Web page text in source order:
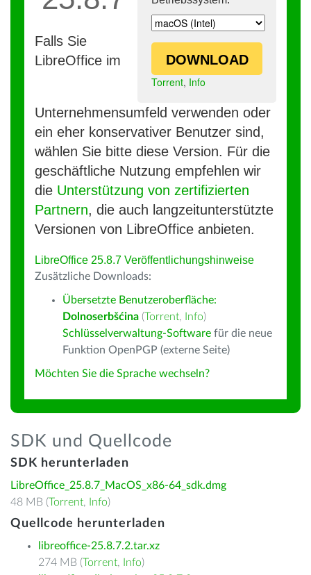
DOWNLOAD
Torrent, Info
Falls Sie
LibreOffice im
Unternehmensumfeld verwenden oder
ein eher konservativer Benutzer sind,
wählen Sie bitte diese Version. Für die
geschäftliche Nutzung empfehlen wir
die Unterstützung von zertifizierten
Partnern, die auch langzeitunterstützte
Versionen von LibreOffice anbieten.
LibreOffice 25.8.7 Veröffentlichungshinweise
Zusätzliche Downloads:
Übersetzte Benutzeroberfläche:
Dolnoserbšćina (Torrent, Info)
Schlüsselverwaltung-Software für die neue
Funktion OpenPGP (externe Seite)
Möchten Sie die Sprache wechseln?
SDK und Quellcode
SDK herunterladen
LibreOffice_25.8.7_MacOS_x86-64_sdk.dmg
48 MB (Torrent, Info)
Quellcode herunterladen
libreoffice-25.8.7.2.tar.xz
274 MB (Torrent, Info)